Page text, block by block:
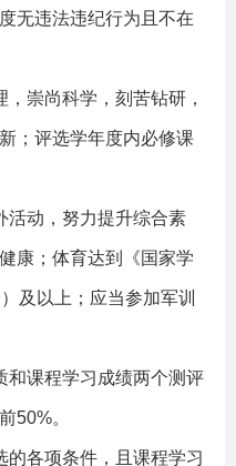
无违法违纪行为且不在
崇尚科学，刻苦钻研，
；评选学年度内必修课
活动，努力提升综合素
康；体育达到《国家学
及以上；应当参加军训
和课程学习成绩两个测评
50%。
的各项条件，且课程学习